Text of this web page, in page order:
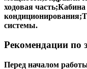
ходовая